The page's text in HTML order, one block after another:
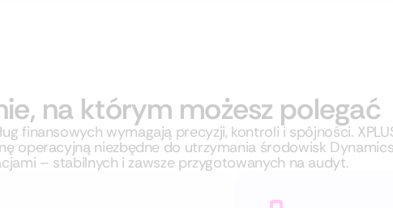
na którym możesz polegać
finansowych wymagają precyzji, kontroli i spójności.
operacyjną niezbędne do utrzymania środowisk
– stabilnych i zawsze przygotowanych na audyt.